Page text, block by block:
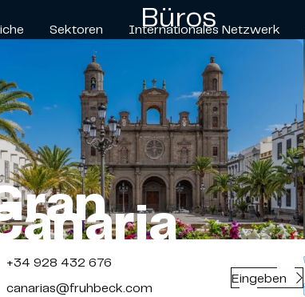
Sektoren Internationales Netzwerk
Büros
+34 928 432 676
canarias@fruhbeck.com
Eingeben